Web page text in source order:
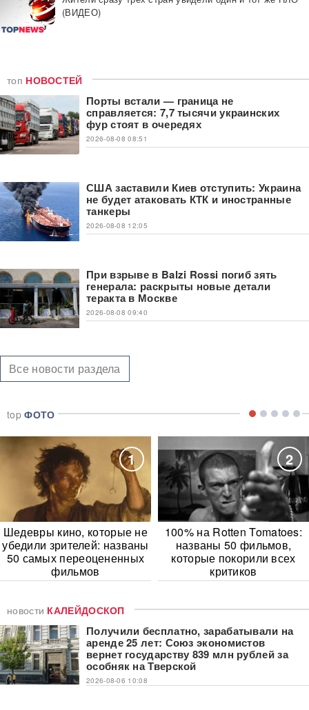
(ВИДЕО)
топ НОВОСТЕЙ
Порты встали — граница не
справляется: 7,7 тысячи украинских
фур стоят в очередях
2026-08-08 08:51
США заставили Киев отступить: Украина
не будет атаковать КТК и иностранные
танкеры
2026-08-08 12:05
При взрыве в Balzi Rossi погиб зять
генерала: раскрыты новые детали
теракта в Москве
2026-08-08 09:40
Все новости раздела
topФОТО
1
Шедевры кино, которые не
убедили зрителей: названы
50 самых переоцененных
фильмов
2
100% на Rotten Tomatoes:
названы 50 фильмов,
которые покорили всех
критиков
новости КАЛЕЙДОСКОП
Получили бесплатно, зарабатывали на
аренде 25 лет: Союз экономистов
вернет государству 839 млн рублей за
особняк на Тверской
2026-08-06 10:08